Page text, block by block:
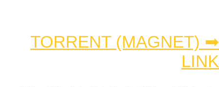
➡ TORRENT (MAGNET)
LINK